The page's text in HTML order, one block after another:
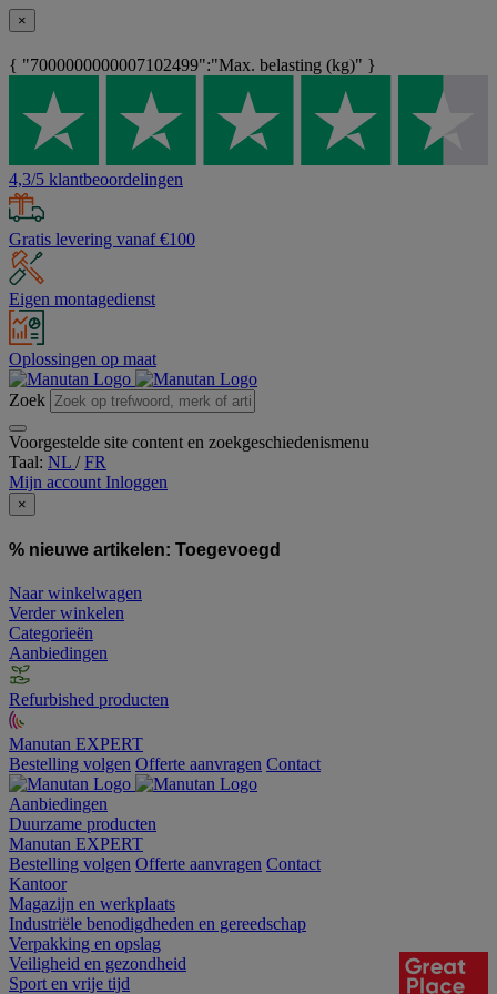
×
{ "7000000000007102499":"Max. belasting (kg)" }
4,3/5 klantbeoordelingen
Gratis levering vanaf €100
Eigen montagedienst
Oplossingen op maat
Zoek
Voorgestelde site content en zoekgeschiedenismenu
Taal: NL /FR
Mijn account Inloggen
×
% nieuwe artikelen: Toegevoegd
Naar winkelwagen
Verder winkelen
Categorieën
Aanbiedingen
Refurbished producten
Manutan EXPERT
Bestelling volgen Offerte aanvragen Contact
Aanbiedingen
Duurzame producten
Manutan EXPERT
Bestelling volgen Offerte aanvragen Contact
Kantoor
Magazijn en werkplaats
Industriële benodigdheden en gereedschap
Verpakking en opslag
Veiligheid en gezondheid
Sport en vrije tijd